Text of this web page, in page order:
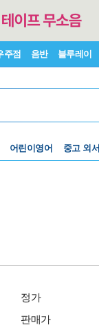
주점 음반 블루레이
어린이영어
중고 외서
정가
판매가